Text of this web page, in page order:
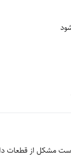
مشکل از قطعات